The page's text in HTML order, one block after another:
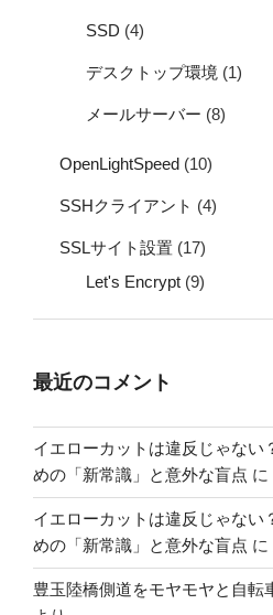
SSD (4)
デスクトップ環境 (1)
メールサーバー (8)
OpenLightSpeed (10)
SSHクライアント (4)
SSLサイト設置 (17)
Let's Encrypt (9)
最近のコメント
イエローカットは違反じゃない
めの「新常識」と意外な盲点 に
イエローカットは違反じゃない
めの「新常識」と意外な盲点 に
豊玉陸橋側道をモヤモヤと自転